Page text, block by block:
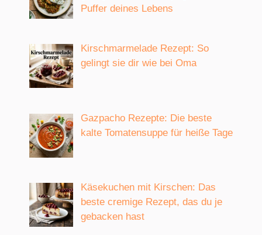
Puffer deines Lebens
Kirschmarmelade Rezept: So
gelingt sie dir wie bei Oma
Gazpacho Rezepte: Die beste
kalte Tomatensuppe für heiße Tage
Käsekuchen mit Kirschen: Das
beste cremige Rezept, das du je
gebacken hast